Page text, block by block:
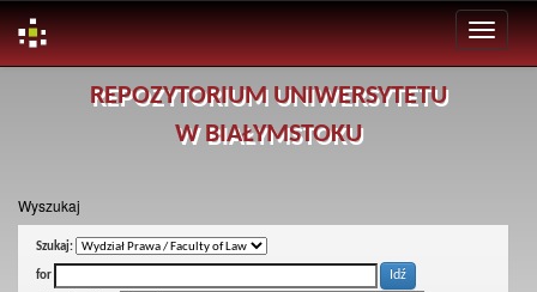
REPOZYTORIUM UNIWERSYTETU
W BIAŁYMSTOKU
Wyszukaj
Szukaj:
for